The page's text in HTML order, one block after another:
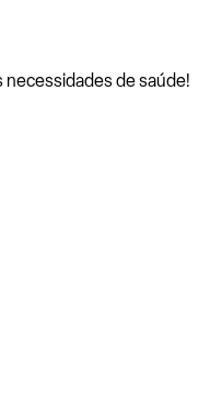
necessidades de saúde!